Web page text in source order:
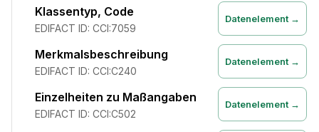
Klassentyp, Code
EDIFACT ID: CCI:7059
Datenelement →
Merkmalsbeschreibung
EDIFACT ID: CCI:C240
Datenelement →
Einzelheiten zu Maßangaben
EDIFACT ID: CCI:C502
Datenelement →